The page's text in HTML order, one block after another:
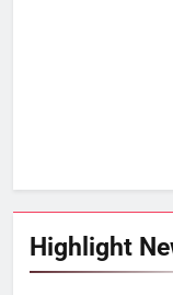
Highlight